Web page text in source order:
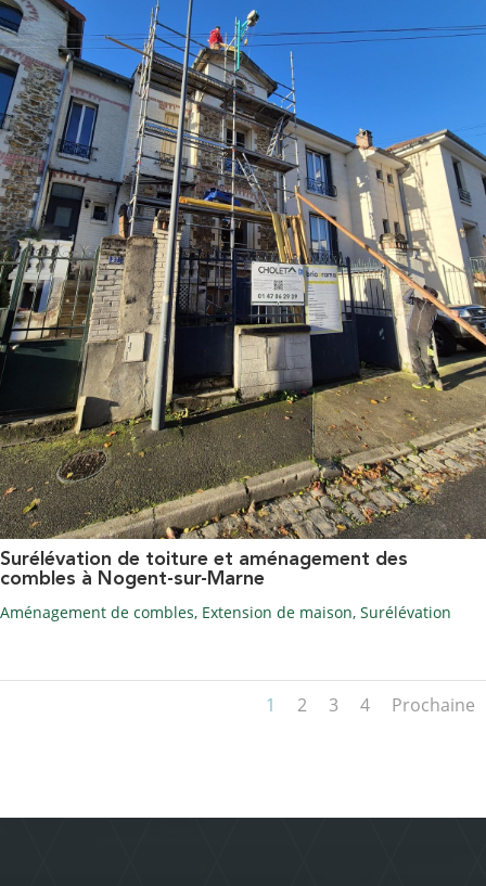
Surélévation de toiture et aménagement des
combles à Nogent-sur-Marne
Aménagement de combles, Extension de maison, Surélévation
1 2 3 4 Prochaine